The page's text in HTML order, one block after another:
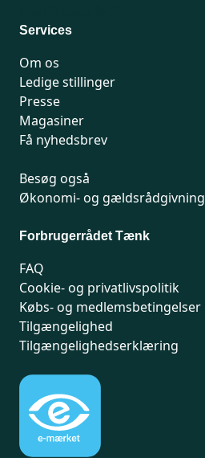
Services
Om os
Ledige stillinger
Presse
Magasiner
Få nyhedsbrev
Besøg også
Økonomi- og gældsrådgivning
Forbrugerrådet Tænk
FAQ
Cookie- og privatlivspolitik
Købs- og medlemsbetingelser
Tilgængelighed
Tilgængelighedserklæring